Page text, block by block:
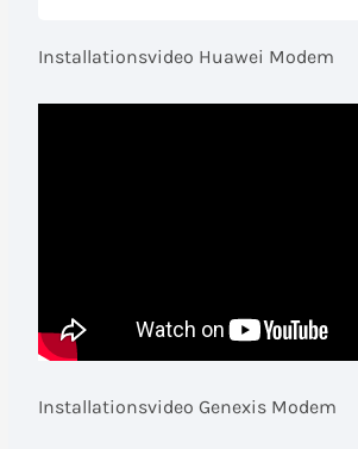
Installationsvideo Huawei Modem
Installationsvideo Genexis Modem